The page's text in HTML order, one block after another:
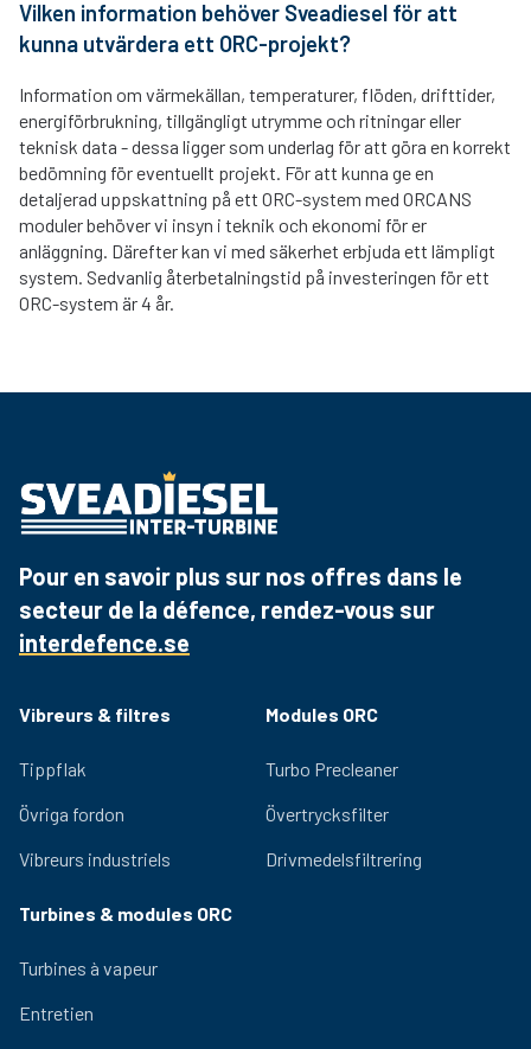
Vilken information behöver Sveadiesel för att
kunna utvärdera ett ORC-projekt?
Information om värmekällan, temperaturer, flöden, drifttider,
energiförbrukning, tillgängligt utrymme och ritningar eller
teknisk data - dessa ligger som underlag för att göra en korrekt
bedömning för eventuellt projekt. För att kunna ge en
detaljerad uppskattning på ett ORC-system med ORCANS
moduler behöver vi insyn i teknik och ekonomi för er
anläggning. Därefter kan vi med säkerhet erbjuda ett lämpligt
system. Sedvanlig återbetalningstid på investeringen för ett
ORC-system är 4 år.
Pour en savoir plus sur nos offres dans le
secteur de la défence, rendez-vous sur
interdefence.se
Vibreurs & filtres
Tippflak
Övriga fordon
Vibreurs industriels
Modules ORC
Turbo Precleaner
Övertrycksfilter
Drivmedelsfiltrering
Turbines & modules ORC
Turbines à vapeur
Entretien